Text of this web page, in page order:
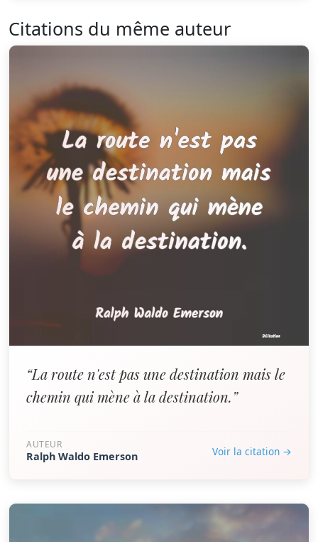
Citations du même auteur
“La route n'est pas une destination mais le
chemin qui mène à la destination.”
AUTEUR
Ralph Waldo Emerson Voir la citation →